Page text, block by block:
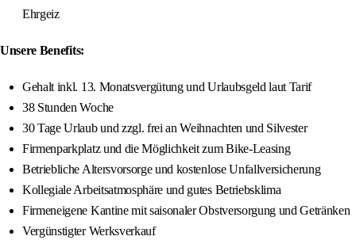
Ehrgeiz
Unsere Benefits:
Gehalt inkl. 13. Monatsvergütung und Urlaubsgeld laut Tarif
38 Stunden Woche
30 Tage Urlaub und zzgl. frei an Weihnachten und Silvester
Firmenparkplatz und die Möglichkeit zum Bike-Leasing
Betriebliche Altersvorsorge und kostenlose Unfallversicherung
Kollegiale Arbeitsatmosphäre und gutes Betriebsklima
Firmeneigene Kantine mit saisonaler Obstversorgung und Getränken
Vergünstigter Werksverkauf